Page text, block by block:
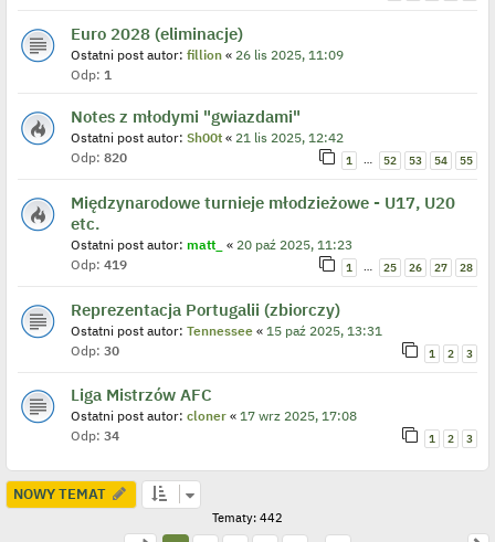
Euro 2028 (eliminacje)
Ostatni post autor: fillion « 26 lis 2025, 11:09
Odp: 1
Notes z młodymi "gwiazdami"
Ostatni post autor: Sh00t « 21 lis 2025, 12:42
Odp: 820 1 … 52 53 54 55
Międzynarodowe turnieje młodzieżowe - U17, U20
etc.
Ostatni post autor: matt_ « 20 paź 2025, 11:23
Odp: 419 1 … 25 26 27 28
Reprezentacja Portugalii (zbiorczy)
Ostatni post autor: Tennessee « 15 paź 2025, 13:31
Odp: 30 1 2 3
Liga Mistrzów AFC
Ostatni post autor: cloner « 17 wrz 2025, 17:08
Odp: 34 1 2 3
NOWY TEMAT
Tematy: 442